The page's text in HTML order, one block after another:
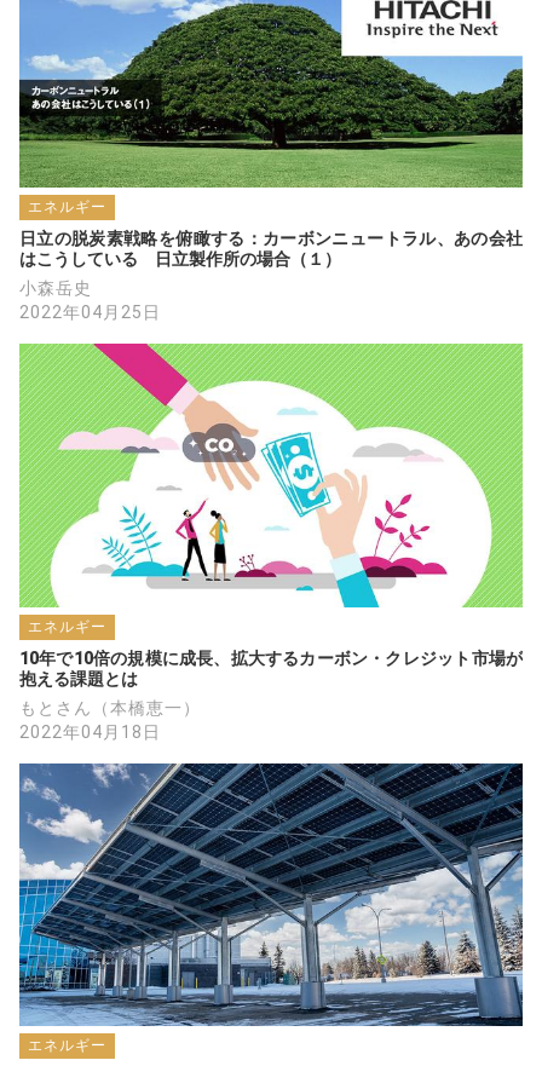
エネルギー
日立の脱炭素戦略を俯瞰する：カーボンニュートラル、あの会社
はこうしている　日立製作所の場合（１）
小森岳史
2022年04月25日
エネルギー
10年で10倍の規模に成長、拡大するカーボン・クレジット市場が
抱える課題とは
もとさん（本橋恵一）
2022年04月18日
エネルギー